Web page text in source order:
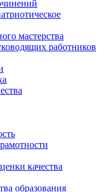
мастерства
работников
качества
образования